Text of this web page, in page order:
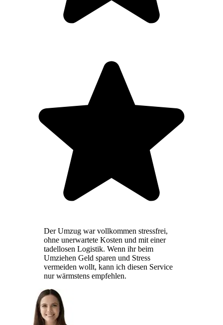
Der Umzug war vollkommen stressfrei,
ohne unerwartete Kosten und mit einer
tadellosen Logistik. Wenn ihr beim
Umziehen Geld sparen und Stress
vermeiden wollt, kann ich diesen Service
nur wärmstens empfehlen.